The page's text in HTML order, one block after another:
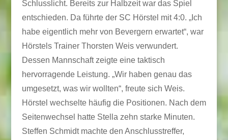
Schlusslicht. Bereits zur Halbzeit war das Spiel
entschieden. Da führte der SC Hörstel mit 4:0. „Ich
habe eigentlich mehr von Bevergern erwartet“, war
Hörstels Trainer Thorsten Weis verwundert.
Dessen Mannschaft zeigte eine taktisch
hervorragende Leistung. „Wir haben genau das
umgesetzt, was wir wollten“, freute sich Weis.
Hörstel wechselte häufig die Positionen. Nach dem
Seitenwechsel hatte Stella zehn starke Minuten.
Steffen Schmidt machte den Anschlusstreffer,